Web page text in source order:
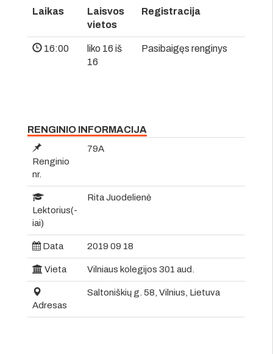
Laikas
Laisvos
vietos
Registracija
16:00
liko 16 iš
16
Pasibaigęs renginys
RENGINIO INFORMACIJA
Renginio
nr.
79A
Lektorius(-
iai)
Rita Juodelienė
Data 2019 09 18
Vieta Vilniaus kolegijos 301 aud.
Adresas
Saltoniškių g. 58, Vilnius, Lietuva